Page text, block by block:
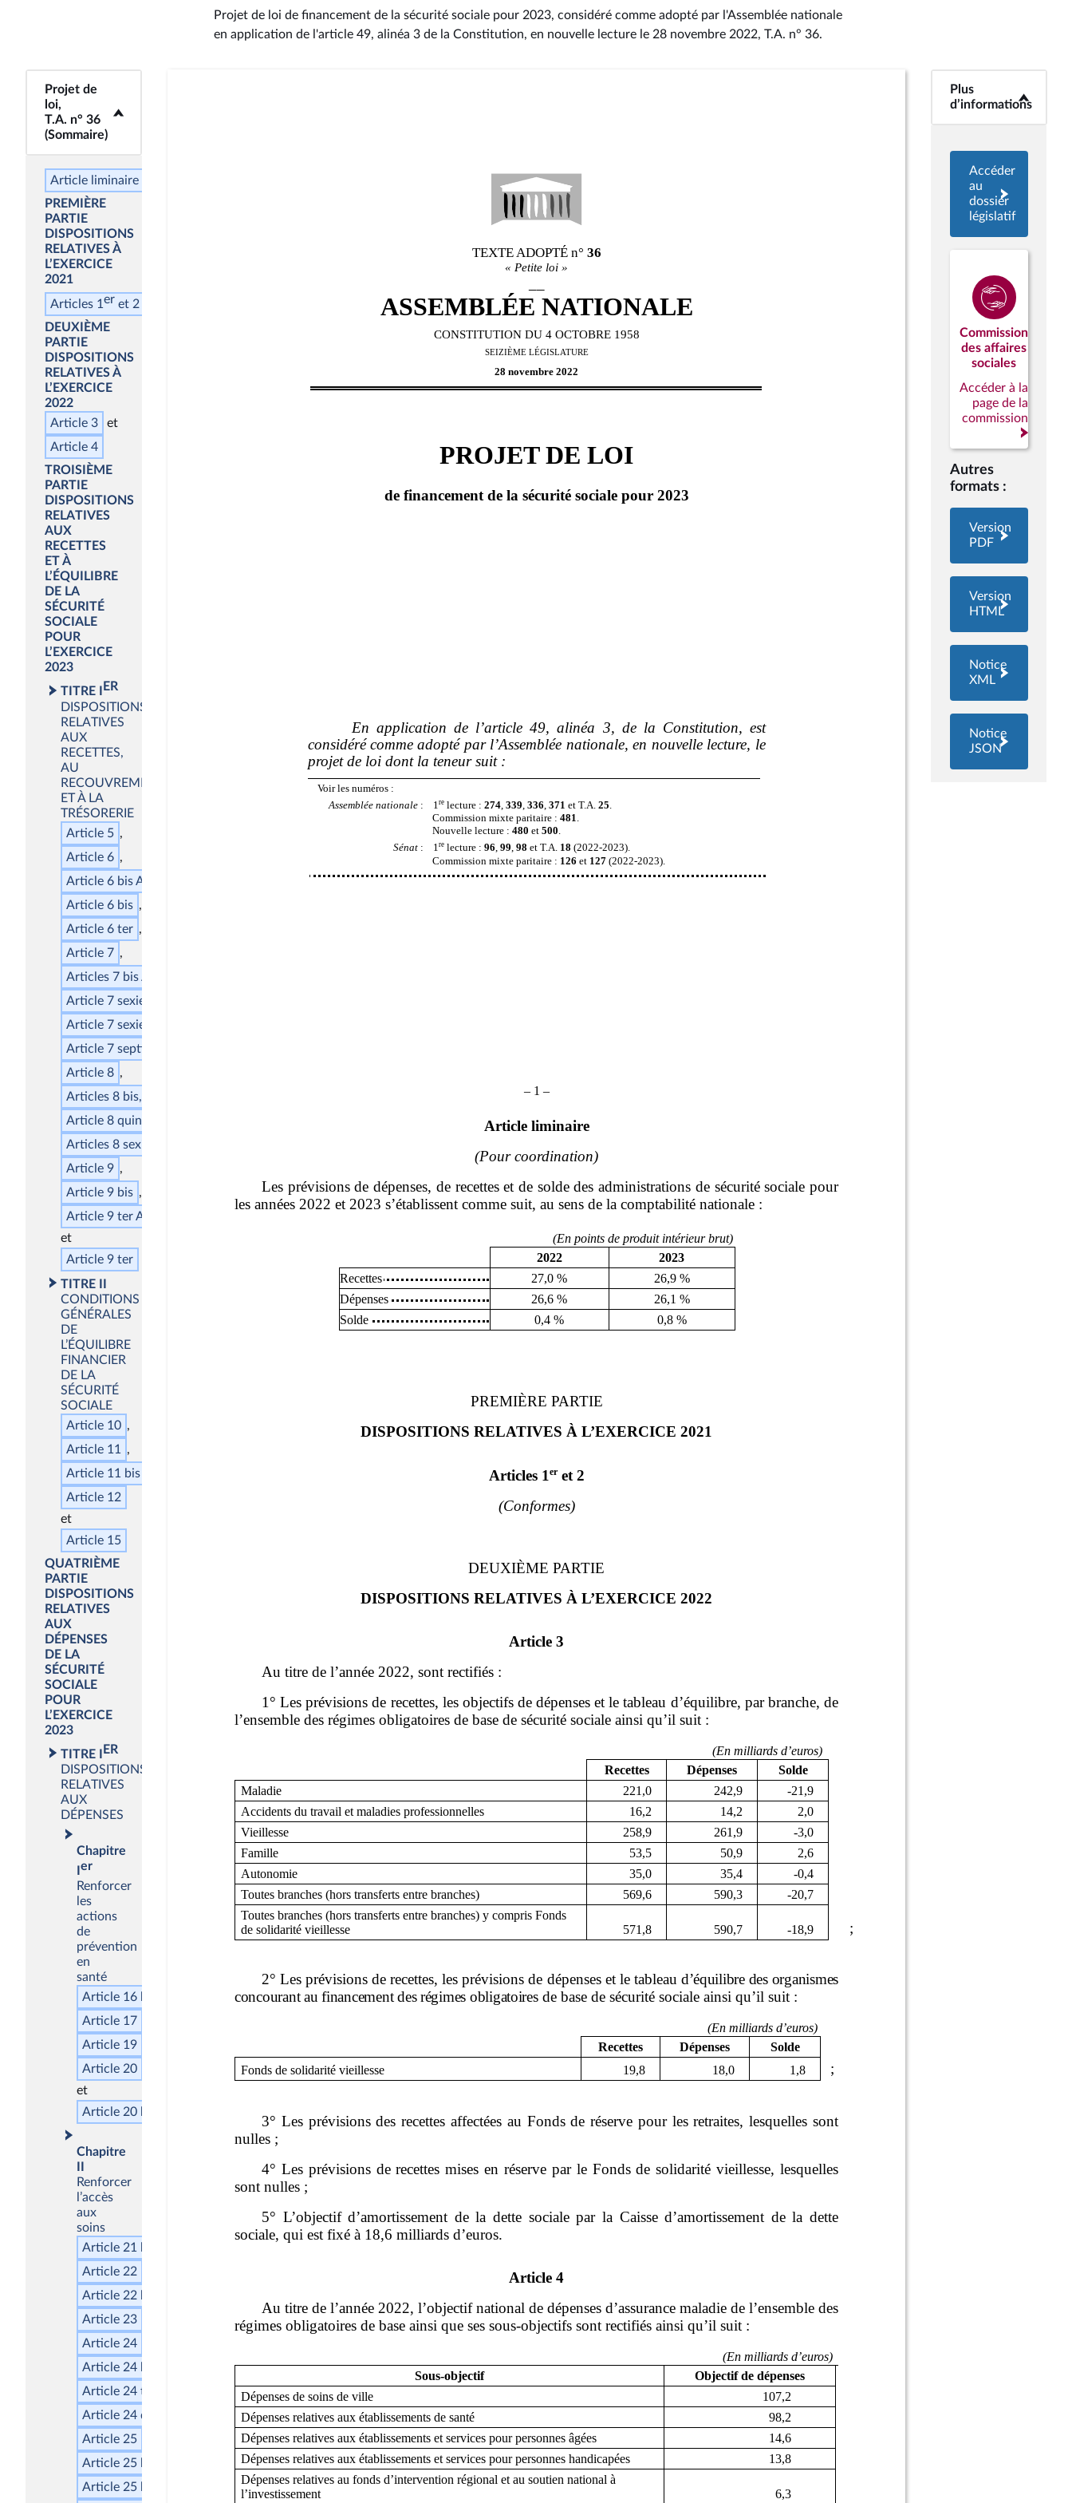
Projet de loi de financement de la sécurité sociale pour 2023, considéré comme adopté par l'Assemblée nationale
en application de l'article 49, alinéa 3 de la Constitution, en nouvelle lecture le 28 novembre 2022, T.A. n° 36.
Projet de
loi,
T.A. n° 36
(Sommaire)
<b>Projet de loi,
T.A. n° 36
(Sommaire)</b>
Article liminaire
PREMIÈRE
PARTIE
DISPOSITIONS
RELATIVES À
L’EXERCICE
2021
Articles 1er et 2
DEUXIÈME
PARTIE
DISPOSITIONS
RELATIVES À
L’EXERCICE
2022
Article 3
Article 4
TROISIÈME
PARTIE
DISPOSITIONS
RELATIVES
AUX
RECETTES
ET À
L’ÉQUILIBRE
DE LA
SÉCURITÉ
SOCIALE
POUR
L’EXERCICE
2023
TITRE I
ER
DISPOSITIONS
RELATIVES
AUX
RECETTES,
AU
RECOUVREMENT
ET À LA
TRÉSORERIE
Article 5
Article 6
Article 6 bisA
Article 6 bis
Article 6 ter
Article 7
Articles 7 bisA et 7
Article 7 sexies
Article 7 sexies
Article 7 septies
Article 8
Articles 8 bis, 8
Article 8 quinquies
Articles 8 sexies
Article 9
Article 9 bis
Article 9 terA
Article 9 ter
TITRE II
CONDITIONS
GÉNÉRALES
DE
L’ÉQUILIBRE
FINANCIER
DE LA
SÉCURITÉ
SOCIALE
Article 10
Article 11
Article 11
bis
Article 12
Article 15
QUATRIÈME
PARTIE
DISPOSITIONS
RELATIVES
AUX
DÉPENSES
DE LA
SÉCURITÉ
SOCIALE
POUR
L’EXERCICE
2023
TITRE I
ER
DISPOSITIONS
RELATIVES
AUX
DÉPENSES
Chapitre
er
Renforcer
les
actions
de
prévention
en
santé
Article 16
Article 17
Article 19
Article 20
Article 20
Chapitre
Renforcer
l’accès
aux
soins
Article 21
Article 22
Article 22
Article 23
Article 24
Article 24
Article 24 ter
Article 24 quater
Article 25
Article 25
Article 25
Plus
d’informations
<b>Plus
d’informations</b>
Accéder
au
dossier
législatif
Commission
des affaires
sociales
Accéder à la
page de la
commission
Autres
formats :
Version
PDF
Version
HTML
Notice
XML
Notice
JSON